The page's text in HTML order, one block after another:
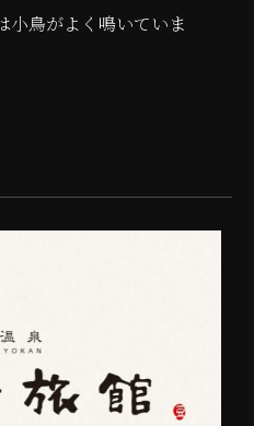
小鳥がよく鳴いていま